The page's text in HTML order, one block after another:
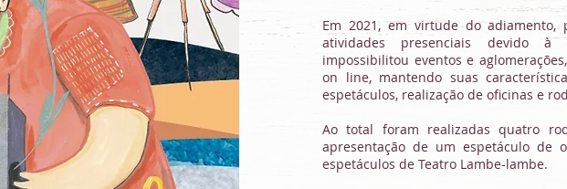
Em 2021, em virtude do adiamento,
atividades presenciais devido
impossibilitou eventos e
on line, mantendo suas
espetáculos, realização de oficinas e
Ao total foram realizadas quatro
apresentação de um espetáculo de
espetáculos de Teatro Lambe-lambe.